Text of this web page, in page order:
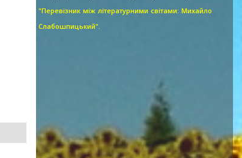
"Перевізник між літературними світами: Михайло
Слабошпицький".